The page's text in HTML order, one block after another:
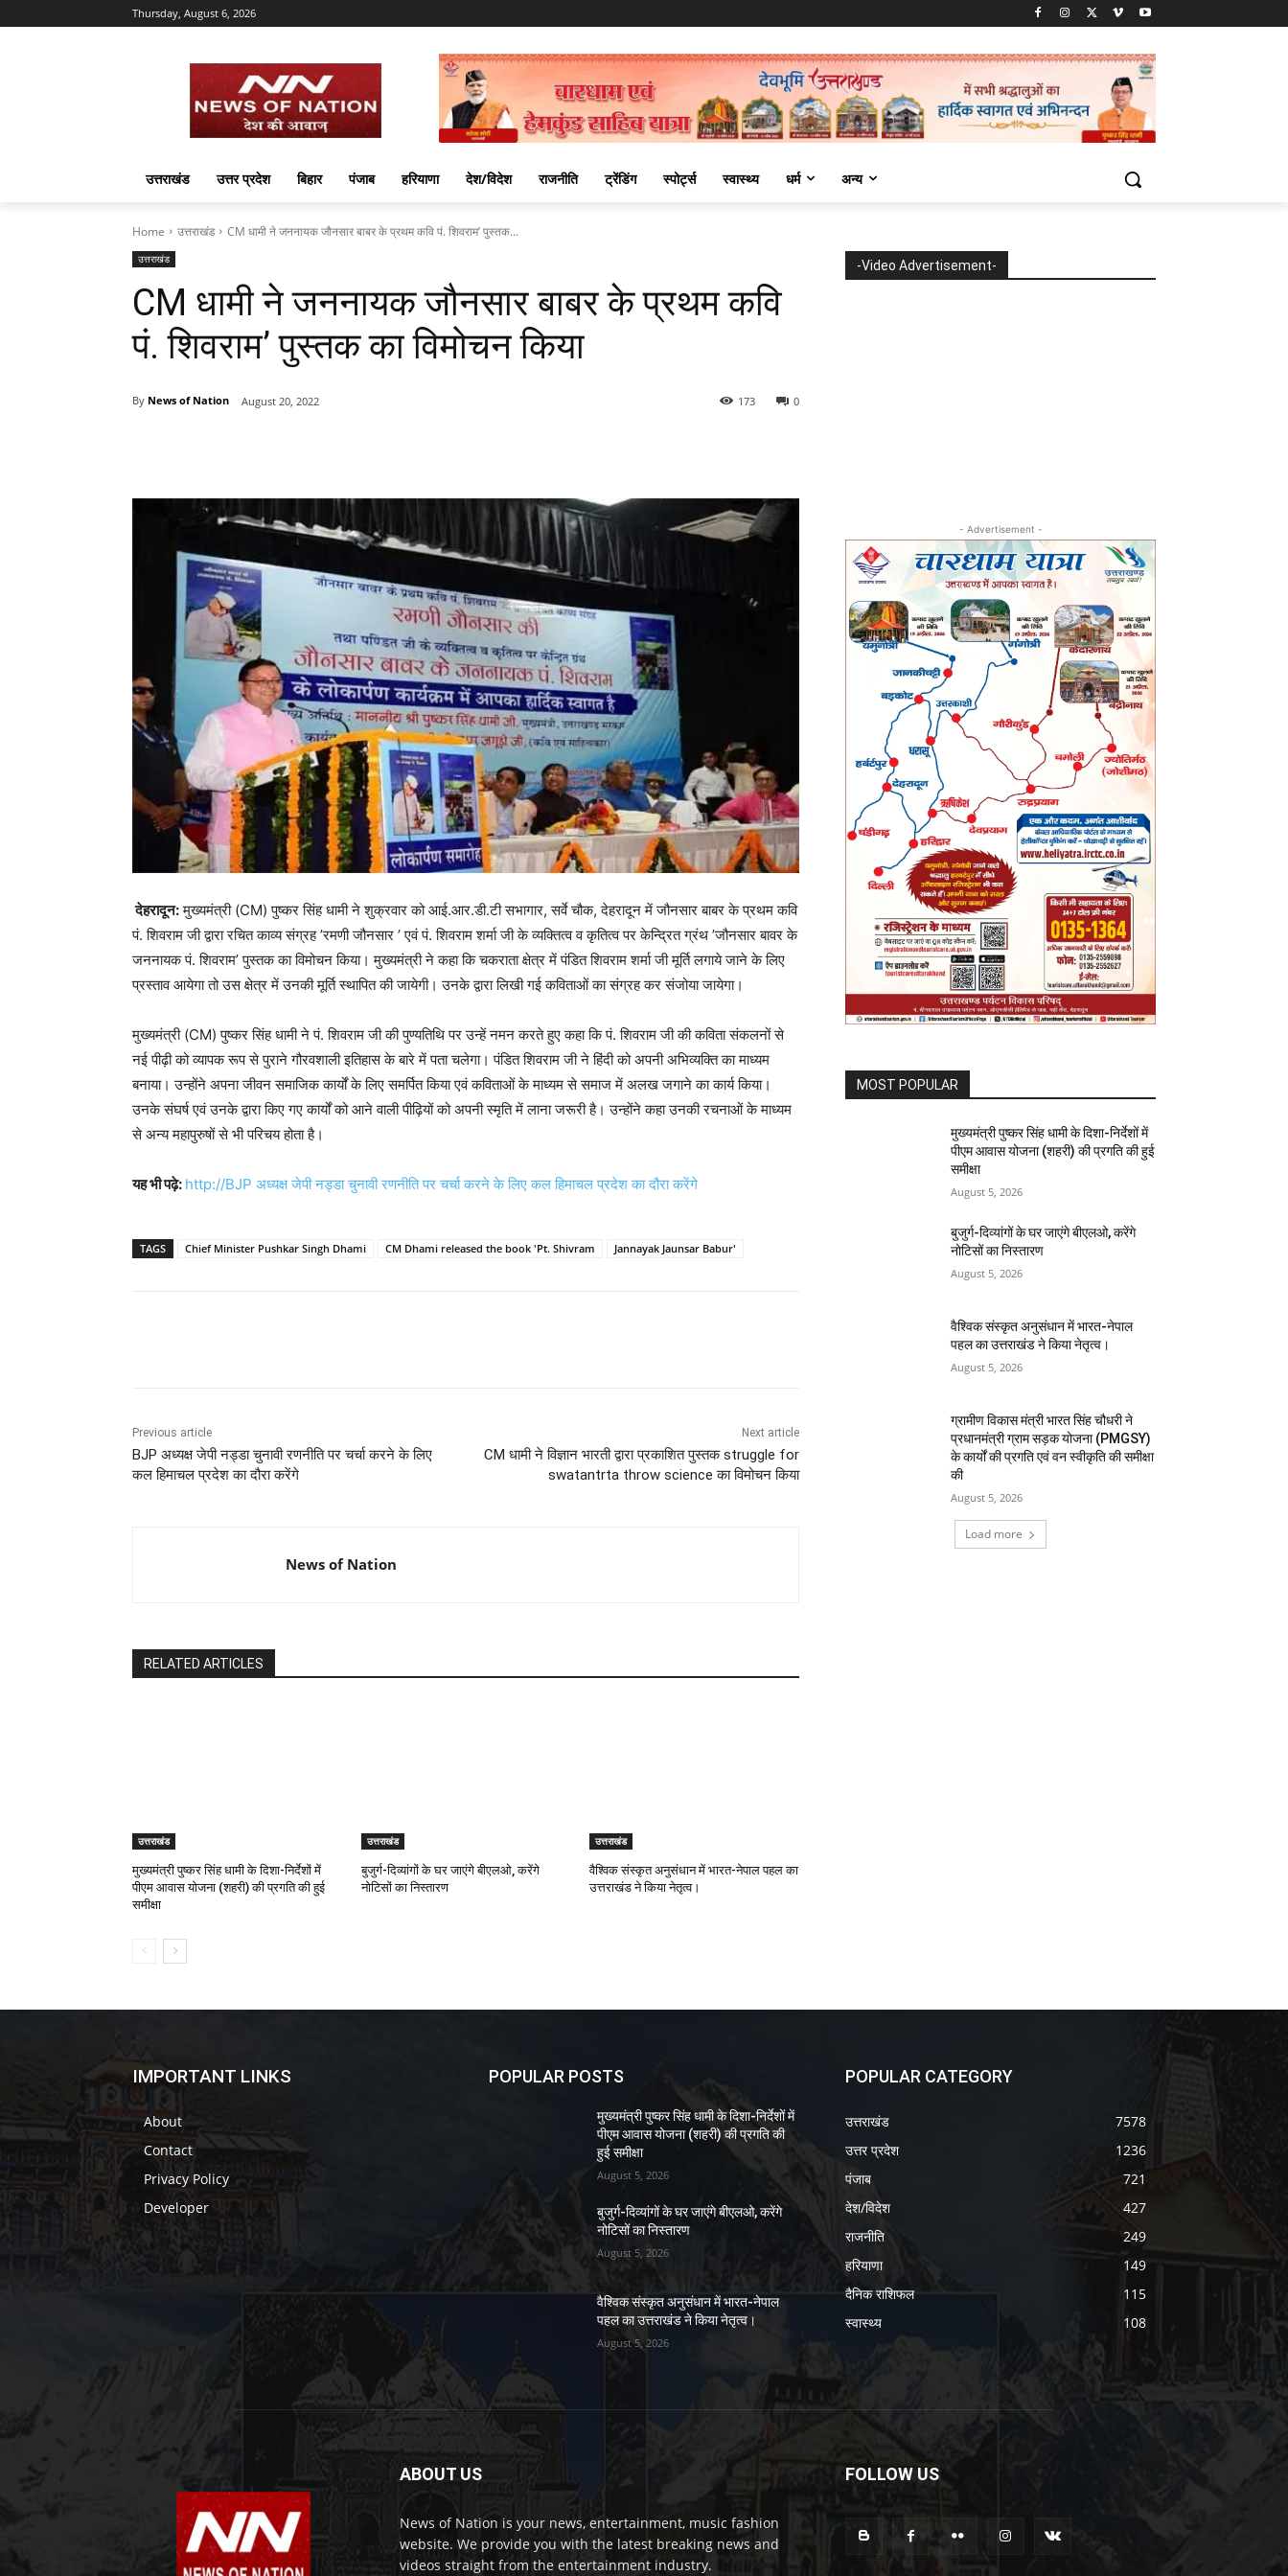
Thursday, August 6, 2026
उत्तराखंड उत्तर प्रदेश बिहार पंजाब हरियाणा देश/विदेश राजनीति ट्रेंडिंग स्पोर्ट्स स्वास्थ्य धर्म अन्य
Home उत्तराखंड CM धामी ने जननायक जौनसार बाबर के प्रथम कवि पं. शिवराम’ पुस्तक...
उत्तराखंड
CM धामी ने जननायक जौनसार बाबर के प्रथम कवि
पं. शिवराम’ पुस्तक का विमोचन किया
By News of Nation August 20, 2022 0
173
देहरादून:मुख्यमंत्री (CM) पुष्कर सिंह धामी ने शुक्रवार को आई.आर.डी.टी सभागार, सर्वे चौक, देहरादून में जौनसार बाबर के प्रथम कवि
पं. शिवराम जी द्वारा रचित काव्य संग्रह ’रमणी जौनसार ’ एवं पं. शिवराम शर्मा जी के व्यक्तित्व व कृतित्व पर केन्द्रित ग्रंथ ’जौनसार बावर के
जननायक पं. शिवराम’ पुस्तक का विमोचन किया। मुख्यमंत्री ने कहा कि चकराता क्षेत्र में पंडित शिवराम शर्मा जी मूर्ति लगाये जाने के लिए
प्रस्ताव आयेगा तो उस क्षेत्र में उनकी मूर्ति स्थापित की जायेगी। उनके द्वारा लिखी गई कविताओं का संग्रह कर संजोया जायेगा।
मुख्यमंत्री (CM) पुष्कर सिंह धामी ने पं. शिवराम जी की पुण्यतिथि पर उन्हें नमन करते हुए कहा कि पं. शिवराम जी की कविता संकलनों से
नई पीढ़ी को व्यापक रूप से पुराने गौरवशाली इतिहास के बारे में पता चलेगा। पंडित शिवराम जी ने हिंदी को अपनी अभिव्यक्ति का माध्यम
बनाया। उन्होंने अपना जीवन समाजिक कार्यों के लिए समर्पित किया एवं कविताओं के माध्यम से समाज में अलख जगाने का कार्य किया।
उनके संघर्ष एवं उनके द्वारा किए गए कार्यों को आने वाली पीढ़ियों को अपनी स्मृति में लाना जरूरी है। उन्होंने कहा उनकी रचनाओं के माध्यम
से अन्य महापुरुषों से भी परिचय होता है।
यह भी पढ़े: http://BJP अध्यक्ष जेपी नड्डा चुनावी रणनीति पर चर्चा करने के लिए कल हिमाचल प्रदेश का दौरा करेंगे
TAGS Chief Minister Pushkar Singh Dhami CM Dhami released the book 'Pt. Shivram Jannayak Jaunsar Babur'
Previous article
BJP अध्यक्ष जेपी नड्डा चुनावी रणनीति पर चर्चा करने के लिए
कल हिमाचल प्रदेश का दौरा करेंगे
Next article
CM धामी ने विज्ञान भारती द्वारा प्रकाशित पुस्तक struggle for
swatantrta throw science का विमोचन किया
News of Nation
RELATED ARTICLES
उत्तराखंड
मुख्यमंत्री पुष्कर सिंह धामी के दिशा-निर्देशों में
पीएम आवास योजना (शहरी) की प्रगति की हुई
समीक्षा
उत्तराखंड
बुजुर्ग-दिव्यांगों के घर जाएंगे बीएलओ, करेंगे
नोटिसों का निस्तारण
उत्तराखंड
वैश्विक संस्कृत अनुसंधान में भारत-नेपाल पहल का
उत्तराखंड ने किया नेतृत्व।
-Video Advertisement-
- Advertisement -
MOST POPULAR
मुख्यमंत्री पुष्कर सिंह धामी के दिशा-निर्देशों में
पीएम आवास योजना (शहरी) की प्रगति की हुई
समीक्षा
August 5, 2026
बुजुर्ग-दिव्यांगों के घर जाएंगे बीएलओ, करेंगे
नोटिसों का निस्तारण
August 5, 2026
वैश्विक संस्कृत अनुसंधान में भारत-नेपाल
पहल का उत्तराखंड ने किया नेतृत्व।
August 5, 2026
ग्रामीण विकास मंत्री भारत सिंह चौधरी ने
प्रधानमंत्री ग्राम सड़क योजना (PMGSY)
के कार्यों की प्रगति एवं वन स्वीकृति की समीक्षा
की
August 5, 2026
Load more
IMPORTANT LINKS
About
Contact
Privacy Policy
Developer
POPULAR POSTS
मुख्यमंत्री पुष्कर सिंह धामी के दिशा-निर्देशों में
पीएम आवास योजना (शहरी) की प्रगति की
हुई समीक्षा
August 5, 2026
बुजुर्ग-दिव्यांगों के घर जाएंगे बीएलओ, करेंगे
नोटिसों का निस्तारण
August 5, 2026
वैश्विक संस्कृत अनुसंधान में भारत-नेपाल
पहल का उत्तराखंड ने किया नेतृत्व।
August 5, 2026
POPULAR CATEGORY
उत्तराखंड
7578
उत्तर प्रदेश
1236
पंजाब
721
देश/विदेश
427
राजनीति
249
हरियाणा
149
दैनिक राशिफल
115
स्वास्थ्य
108
ABOUT US
News of Nation is your news, entertainment, music fashion
website. We provide you with the latest breaking news and
videos straight from the entertainment industry.
FOLLOW US